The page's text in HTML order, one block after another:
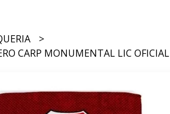
CARP MONUMENTAL LIC OFICIAL